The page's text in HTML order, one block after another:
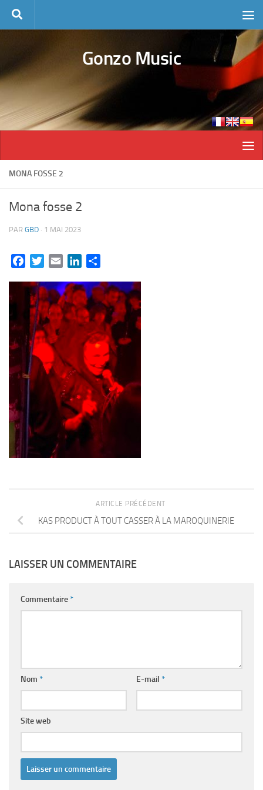
Skip to content
Gonzo Music
MONA FOSSE 2
Mona fosse 2
PAR GBD · 1 MAI 2023
FacebookTwitterEmail LinkedIn
ARTICLE PRÉCÉDENT
KAS PRODUCT À TOUT CASSER À LA MAROQUINERIE
LAISSER UN COMMENTAIRE
Commentaire*
Nom * E-mail *
Site web